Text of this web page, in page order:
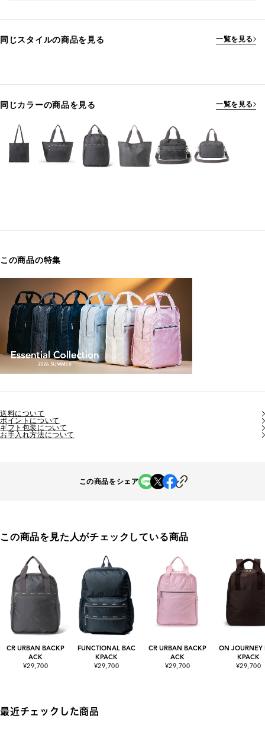
同じスタイルの商品を見る 一覧を見る
同じカラーの商品を見る 一覧を見る
この商品の特集
送料について
ポイントについて
ギフト包装について
お手入れ方法について
この商品をシェア
この商品を見た人がチェックしている商品
CR URBAN BACKP
ACK
¥29,700
FUNCTIONAL BAC
KPACK
¥29,700
CR URBAN BACKP
ACK
¥29,700
ON JOURNEY
KPACK
¥29,700
最近チェックした商品